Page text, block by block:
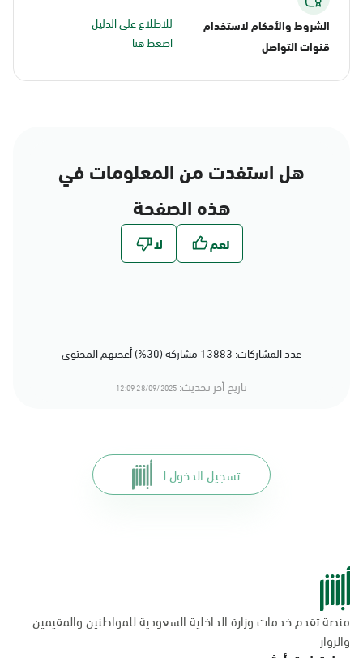
الشروط والأحكام لاستخدام
قنوات التواصل
للاطلاع على الدليل
اضغط هنا
هل استفدت من المعلومات في
هذه الصفحة
عدد المشاركات: 13883 مشاركة (30%) أعجبهم المحتوى
تاريخ أخر تحديث: 28/09/2025 12:09
تسجيل الدخول لـ
منصة تقدم خدمات وزارة الداخلية السعودية للمواطنين والمقيمين
والزوار